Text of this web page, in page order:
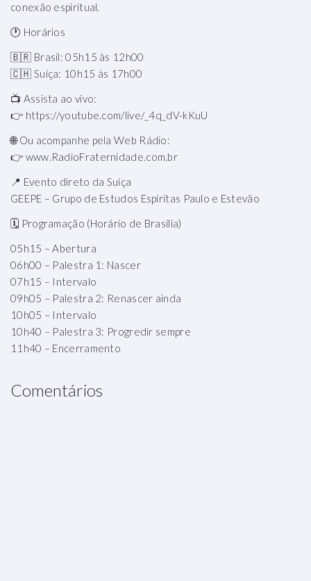
conexão espiritual.
🕐 Horários
🇧🇷 Brasil: 05h15 às 12h00
🇨🇭 Suíça: 10h15 às 17h00
📺 Assista ao vivo:
👉 https://youtube.com/live/_4q_dV-kKuU
🌐 Ou acompanhe pela Web Rádio:
👉 www.RadioFraternidade.com.br
📍 Evento direto da Suíça
GEEPE – Grupo de Estudos Espíritas Paulo e Estevão
🗓️ Programação (Horário de Brasília)
05h15 – Abertura
06h00 – Palestra 1: Nascer
07h15 – Intervalo
09h05 – Palestra 2: Renascer ainda
10h05 – Intervalo
10h40 – Palestra 3: Progredir sempre
11h40 – Encerramento
Comentários